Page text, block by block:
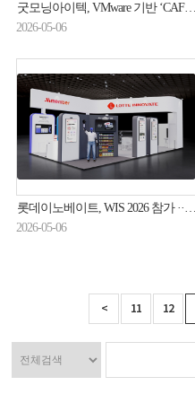
굿모닝아이텍, VMware 기반 ‘CAF-G Private Cloud’로 프라이빗 클라우드 구현 방안 제시
2026-05-06
롯데이노베이트, WIS 2026 참가 ··· AI 5대 브랜드 체계 공개
2026-05-06
< 11 12